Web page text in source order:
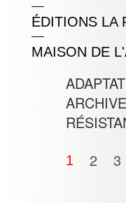
ÉDITIONS LA
MAISON DE
1 2 3